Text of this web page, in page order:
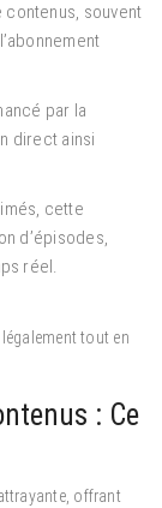
souvent
par la
direct ainsi
cette
d’épisodes,
réel.
tout en
: Ce
offrant